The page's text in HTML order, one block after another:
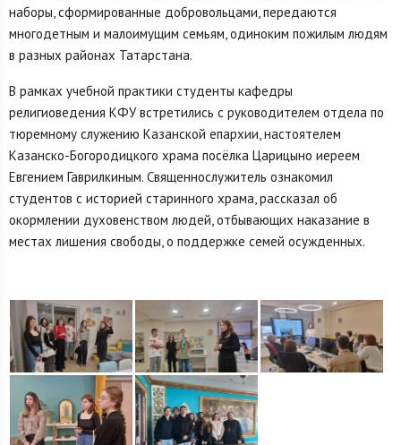
наборы, сформированные добровольцами, передаются
многодетным и малоимущим семьям, одиноким пожилым людям
в разных районах Татарстана.
В рамках учебной практики студенты кафедры
религиоведения КФУ встретились с руководителем отдела по
тюремному служению Казанской епархии, настоятелем
Казанско-Богородицкого храма посёлка Царицыно иереем
Евгением Гаврилкиным. Священнослужитель ознакомил
студентов с историей старинного храма, рассказал об
окормлении духовенством людей, отбывающих наказание в
местах лишения свободы, о поддержке семей осужденных.